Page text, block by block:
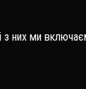
з них ми